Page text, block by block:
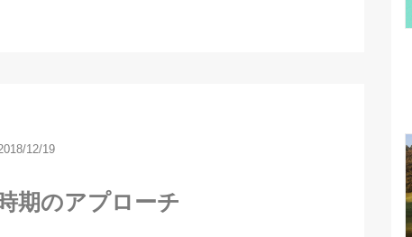
12/19
期のアプローチ